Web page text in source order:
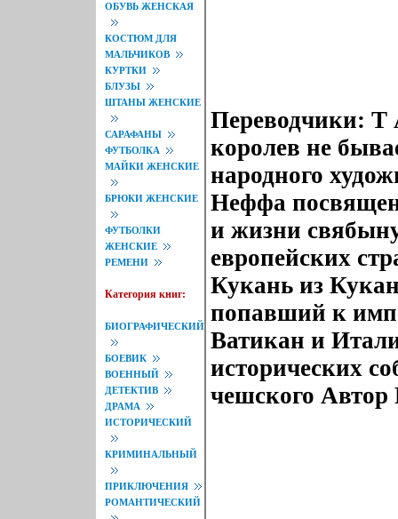
ОБУВЬ ЖЕНСКАЯ
КОСТЮМ ДЛЯ
МАЛЬЧИКОВ
КУРТКИ
БЛУЗЫ
ШТАНЫ ЖЕНСКИЕ
САРАФАНЫ
ФУТБОЛКА
МАЙКИ ЖЕНСКИЕ
БРЮКИ ЖЕНСКИЕ
ФУТБОЛКИ
ЖЕНСКИЕ
РЕМЕНИ
Категория книг:
БИОГРАФИЧЕСКИЙ
БОЕВИК
ВОЕННЫЙ
ДЕТЕКТИВ
ДРАМА
ИСТОРИЧЕСКИЙ
КРИМИНАЛЬНЫЙ
ПРИКЛЮЧЕНИЯ
РОМАНТИЧЕСКИЙ
Переводчики: Т
королев не
народного
Неффа
и жизни
европейских
Кукань из
попавший к
Ватикан и
исторических
чешского